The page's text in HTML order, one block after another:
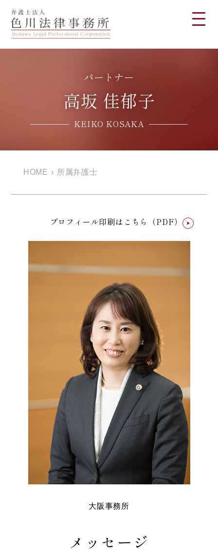
パートナー
高坂 佳郁子
KEIKO KOSAKA
HOME › 所属弁護士
プロフィール印刷はこちら（PDF）
大阪事務所
メッセージ